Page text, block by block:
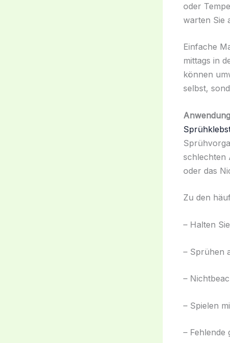
oder
warten Sie
Einfache
mittags in
können
selbst,
schlechten
oder das
Zu den
– Halten
– Sprühen
–
– Spielen
– Fehlende